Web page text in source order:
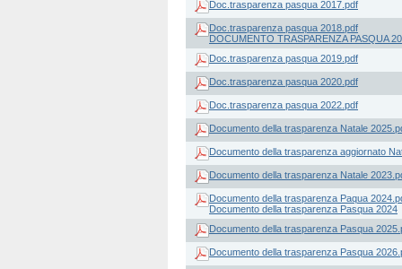
Doc.trasparenza pasqua 2017.pdf
Doc.trasparenza pasqua 2018.pdf
DOCUMENTO TRASPARENZA PASQUA
Doc.trasparenza pasqua 2019.pdf
Doc.trasparenza pasqua 2020.pdf
Doc.trasparenza pasqua 2022.pdf
Documento della trasparenza Natale
Documento della trasparenza aggiornato
Documento della trasparenza Natale
Documento della trasparenza Paqua
Documento della trasparenza Pasqua 2024
Documento della trasparenza Pasqua
Documento della trasparenza Pasqua